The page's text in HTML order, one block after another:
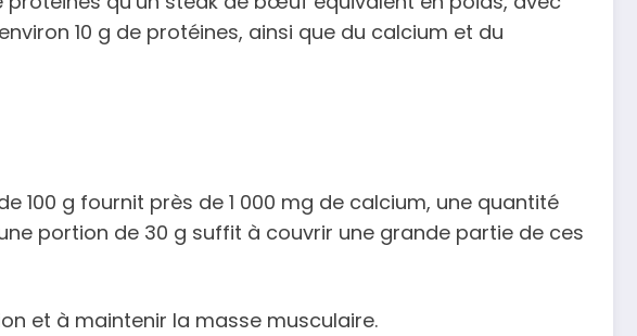
10 g de protéines, ainsi que du calcium et du
100 g fournit près de 1 000 mg de calcium, une quantité
portion de 30 g suffit à couvrir une grande partie de ces
et à maintenir la masse musculaire.